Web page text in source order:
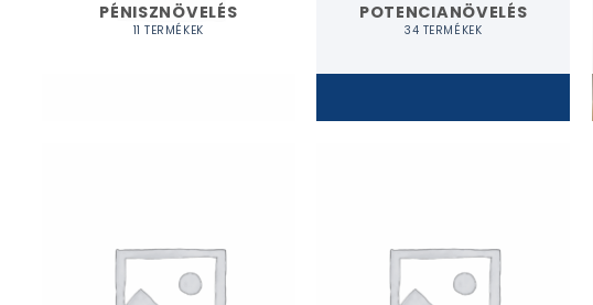
PÉNISZNÖVELÉS
11 TERMÉKEK
POTENCIANÖVELÉS
34 TERMÉKEK